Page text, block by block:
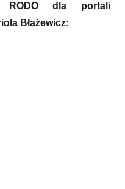
RODO dla portali
Błażewicz: